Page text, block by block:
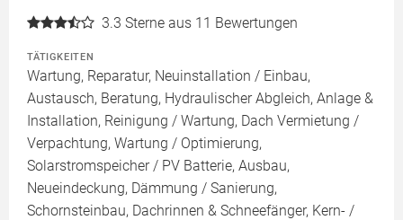
3.3 Sterne aus 11 Bewertungen
TÄTIGKEITEN
Wartung, Reparatur, Neuinstallation / Einbau,
Austausch, Beratung, Hydraulischer Abgleich, Anlage &
Installation, Reinigung / Wartung, Dach Vermietung /
Verpachtung, Wartung / Optimierung,
Solarstromspeicher / PV Batterie, Ausbau,
Neueindeckung, Dämmung / Sanierung,
Schornsteinbau, Dachrinnen & Schneefänger, Kern- /